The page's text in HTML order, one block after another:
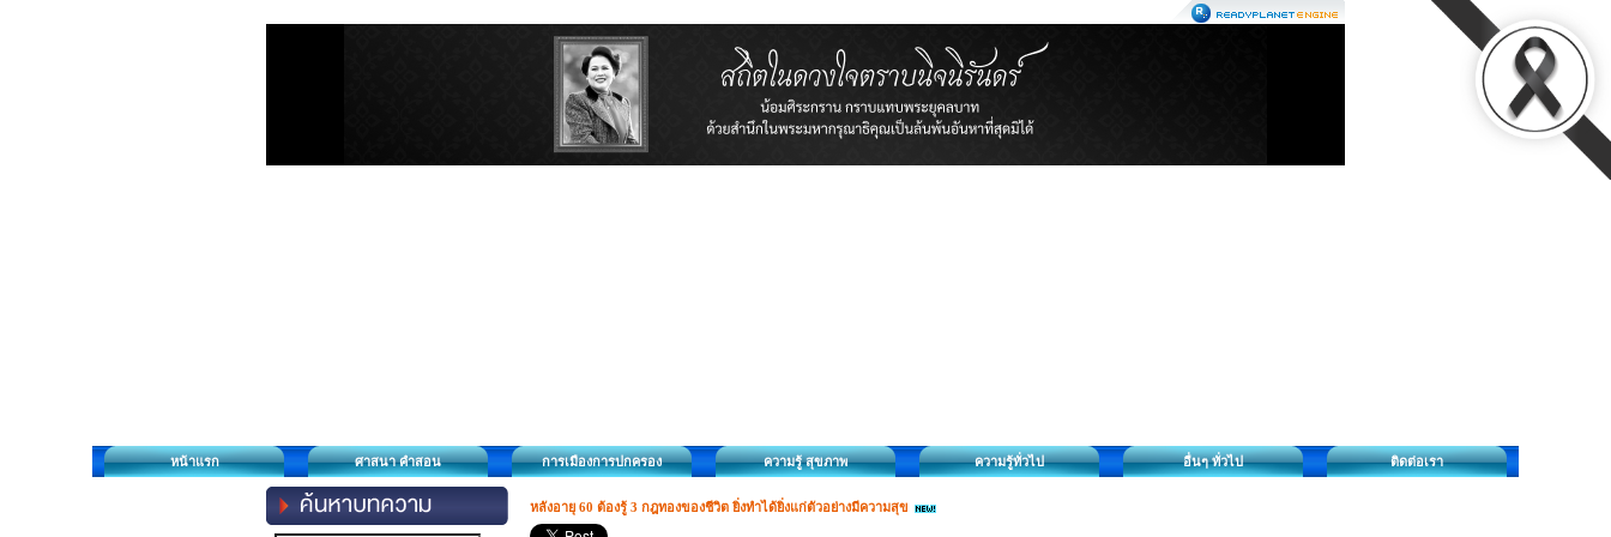
หน้าแรก ศาสนา คำสอน การเมืองการปกครอง ความรู้ สุขภาพ ความรู้ทั่วไป อื่นๆ ทั่วไป ติดต่อเรา
หลังอายุ 60 ต้องรู้ 3 กฎทองของชีวิต ยิ่งทำได้ยิ่งแก่ตัวอย่างมีความสุข